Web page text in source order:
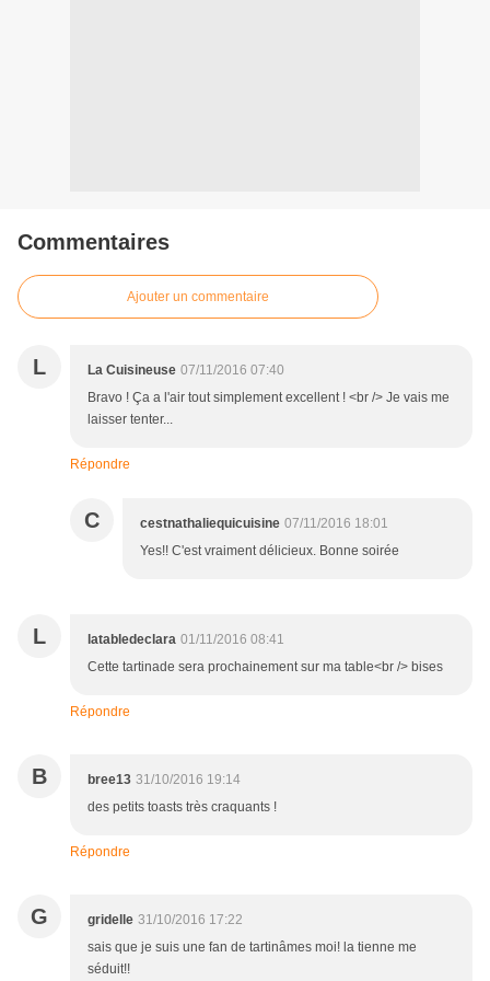
Commentaires
Ajouter un commentaire
L La Cuisineuse 07/11/2016 07:40
Bravo ! Ça a l'air tout simplement excellent ! <br /> Je vais me
laisser tenter...
Répondre
C cestnathaliequicuisine 07/11/2016 18:01
Yes!! C'est vraiment délicieux. Bonne soirée
L latabledeclara 01/11/2016 08:41
Cette tartinade sera prochainement sur ma table<br /> bises
Répondre
B bree13 31/10/2016 19:14
des petits toasts très craquants !
Répondre
G gridelle 31/10/2016 17:22
sais que je suis une fan de tartinâmes moi! la tienne me
séduit!!